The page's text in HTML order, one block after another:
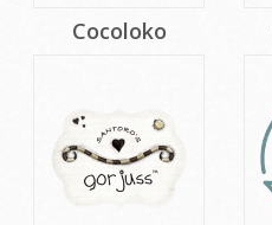
Cocoloko